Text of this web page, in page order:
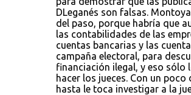
DLeganés son falsas.
del paso, porque habría que
las contabilidades de las
cuentas bancarias y las
campaña electoral, para
financiación ilegal, y eso sólo
hacer los jueces. Con un poco
hasta le toca investigar a la